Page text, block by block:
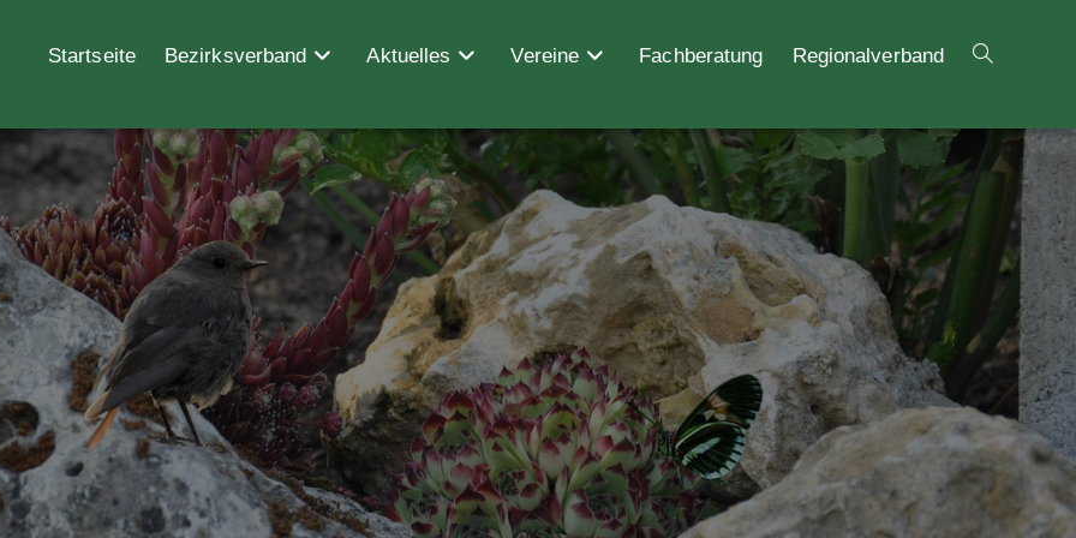
Startseite Bezirksverband Aktuelles Vereine Fachberatung Regionalverband Website-
Suche
umschalten
marigold-3481047_640